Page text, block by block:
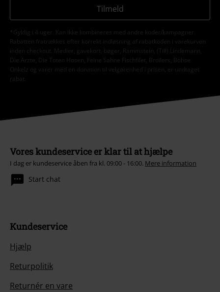
Tilmeld
*Gyldig i 4 uger. Kan ikke kombineres med andre koder/kampagner.
Rabatten fratrækkes efter korrekt indløsning af rabatkoden i varekurven
inden checkout. Medier, gavekort, bøger, Rammstein, (Till) Lindemann,
Die Ärzte, Die Toten Hosen, Feine Sahne Fischfilet, Broilers, Böhse
Onkelz og varer med en donation til velgørenhed i prisen, er undtaget
rabat.
Vores kundeservice er klar til at hjælpe
I dag er kundeservice åben fra kl. 09:00 - 16:00. Mere information
Start chat
Kundeservice
Hjælp
Returpolitik
Returnér en vare